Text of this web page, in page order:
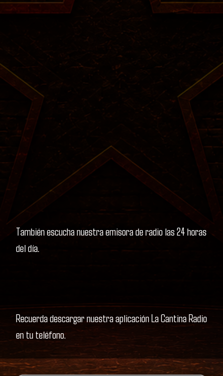
También escucha nuestra emisora de radio las 24 horas
del día.
Recuerda descargar nuestra aplicación La Cantina Radio
en tu teléfono.